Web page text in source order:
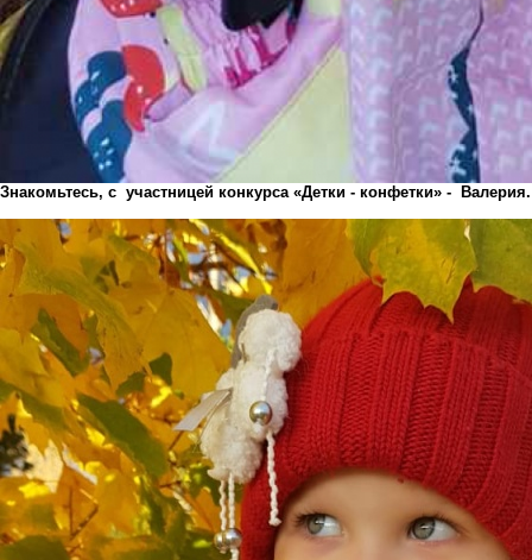
Знакомьтесь, с участницей конкурса «Детки - конфетки» - Валерия.